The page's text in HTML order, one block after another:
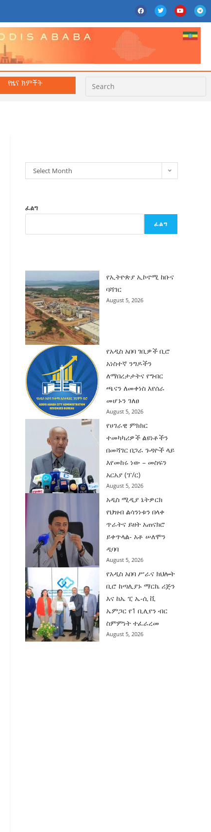
የዜና ክምችት
Select Month
ፈልግ
ፈልግ
የኢትዮጵያ ኢኮኖሚ ከቡና
ባሻገር
August 5, 2026
የአዲስ አበባ ገቢዎች ቢሮ
አነስተኛ ንግዶችን
ለማበረታታትና የግብር
ጫናን ለመቀነስ እየሰራ
መሆኑን ገለፀ
August 5, 2026
የሀገራዊ ምክክር
ተመካካሪዎች ልዩነቶችን
በመሻገር በጋራ ጉዳዮች ላይ
እየመከሩ ነው – መስፍን
አርአያ (ፕ/ር)
August 5, 2026
አዲስ ሚዲያ ኔትዎርክ
የህዝብ ልሳንነቱን በላቀ
ጥራትና ይዘት አጠናክሮ
ይቀጥላል- አቶ ሠለሞን
ዲባባ
August 5, 2026
የአዲስ አበባ ሥራና ክህሎት
ቢሮ ከጣሊያኑ ማርኬ ሪጅን
እና ከኤ ፒ ኤ-ሲ ቪ
ኤምጋር የ1 ቢሊየን ብር
ስምምነት ተፈራረመ
August 5, 2026